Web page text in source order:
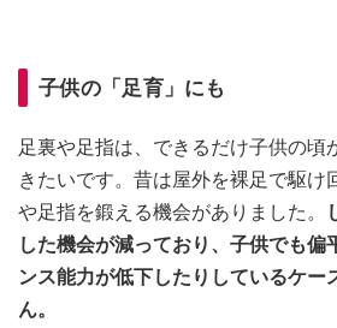
子供の「足育」にも
足裏や足指は、できるだけ子供の頃
きたいです。昔は屋外を裸足で駆け
や足指を鍛える機会がありました。
した機会が減っており、子供でも偏
ンス能力が低下したりしているケー
ん。